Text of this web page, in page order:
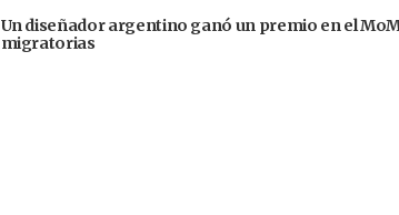
Un diseñador argentino ganó un premio en el
migratorias